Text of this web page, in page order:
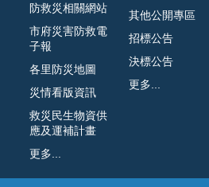
防救災相關網站
市府災害防救電
子報
各里防災地圖
災情看版資訊
救災民生物資供
應及運補計畫
更多...
其他公開專區
招標公告
決標公告
更多...